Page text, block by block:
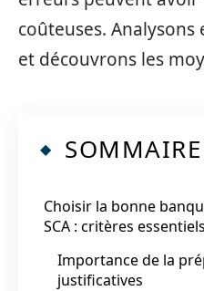
coûteuses.
et découvrons les
SOMMAIRE
Choisir la bonne
SCA : critères essentiels
Importance de la
justificatives